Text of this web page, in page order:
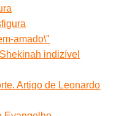
amado\"
indizível
Artigo de Leonardo